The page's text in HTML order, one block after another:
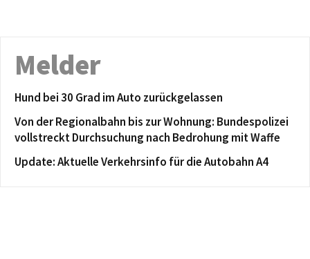
Melder
Hund bei 30 Grad im Auto zurückgelassen
Von der Regionalbahn bis zur Wohnung: Bundespolizei
vollstreckt Durchsuchung nach Bedrohung mit Waffe
Update: Aktuelle Verkehrsinfo für die Autobahn A4